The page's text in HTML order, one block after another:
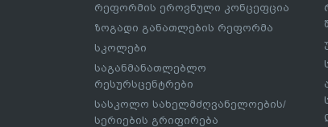
რეფორმის ეროვნული კონცეფცია
ზოგადი განათლების რეფორმა
სკოლები
საგანმანათლებლო
რესურსცენტრები
სასკოლო სახელმძღვანელოების/
სერიების გრიფირება